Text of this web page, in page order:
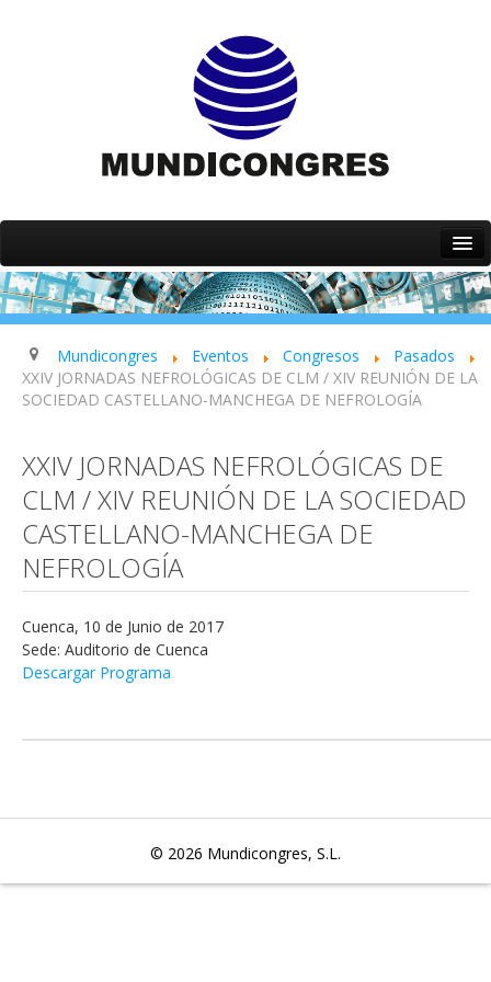
Inicio
Quiénes somos
Servicios
Eventos
Mundicongres Eventos Congresos
Pasados
XXIV JORNADAS NEFROLÓGICAS DE CLM / XIV REUNIÓN DE LA
SOCIEDAD CASTELLANO-MANCHEGA DE NEFROLOGÍA
XXIV JORNADAS NEFROLÓGICAS DE
CLM / XIV REUNIÓN DE LA SOCIEDAD
CASTELLANO-MANCHEGA DE
NEFROLOGÍA
Cuenca, 10 de Junio de 2017
Sede: Auditorio de Cuenca
Descargar Programa
© 2026 Mundicongres, S.L.